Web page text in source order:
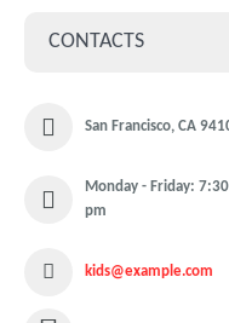
CONTACTS
San Francisco, CA
Monday - Friday:
pm
kids@example.com